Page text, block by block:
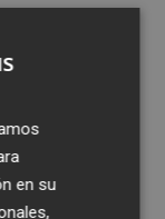
en su